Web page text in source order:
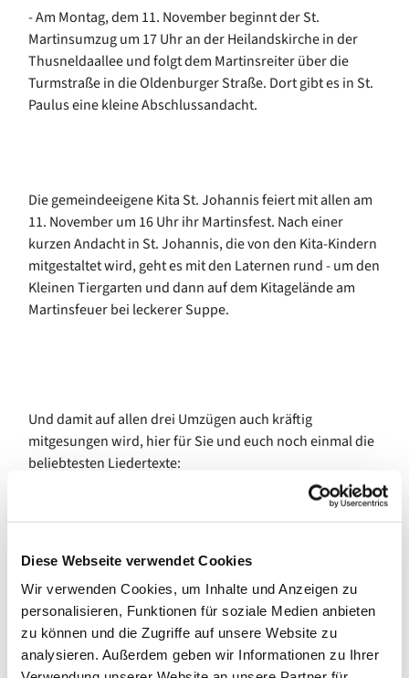
Diese Webseite verwendet Cookies
Wir verwenden Cookies, um Inhalte und Anzeigen zu
personalisieren, Funktionen für soziale Medien anbieten
zu können und die Zugriffe auf unsere Website zu
analysieren. Außerdem geben wir Informationen zu Ihrer
- Am Montag, dem 11. November beginnt der St.
Martinsumzug um 17 Uhr an der Heilandskirche in der
Thusneldaallee und folgt dem Martinsreiter über die
Turmstraße in die Oldenburger Straße. Dort gibt es in St.
Paulus eine kleine Abschlussandacht.
Die gemeindeeigene Kita St. Johannis feiert mit allen am
11. November um 16 Uhr ihr Martinsfest. Nach einer
kurzen Andacht in St. Johannis, die von den Kita-Kindern
mitgestaltet wird, geht es mit den Laternen rund - um den
Kleinen Tiergarten und dann auf dem Kitagelände am
Martinsfeuer bei leckerer Suppe.
Und damit auf allen drei Umzügen auch kräftig
mitgesungen wird, hier für Sie und euch noch einmal die
beliebtesten Liedertexte:
Sankt Martin, Sankt Martin, Sankt Martin ritt durch
Schnee und Wind, sein Ross, das trug ihn fort geschwind.
warm und gut.
Im Schnee saß, im Schnee saß, im Schnee, da saß ein
armer Mann, hatt' Kleider nicht, hatt' Lumpen an. Oh,